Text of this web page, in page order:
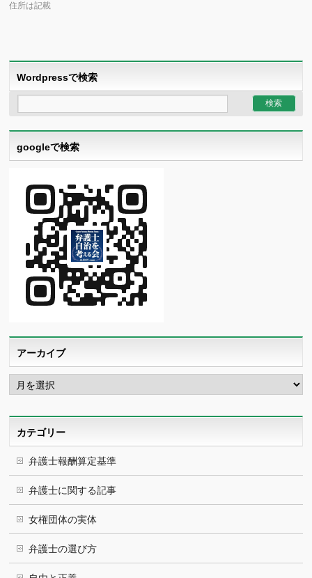
住所は記載
Wordpressで検索
googleで検索
アーカイブ
ア
ー
カ
カテゴリー
弁護士報酬算定基準
弁護士に関する記事
女権団体の実体
弁護士の選び方